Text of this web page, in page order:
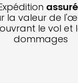
la valeur de
le vol et
dommages